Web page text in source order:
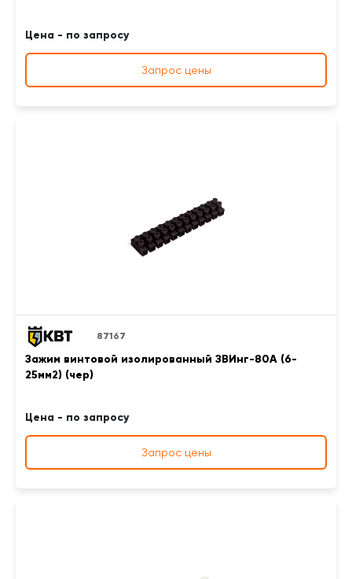
Цена - по запросу
Запрос цены
87167
Зажим винтовой изолированный ЗВИнг-80А (6-
25мм2) (чер)
Цена - по запросу
Запрос цены